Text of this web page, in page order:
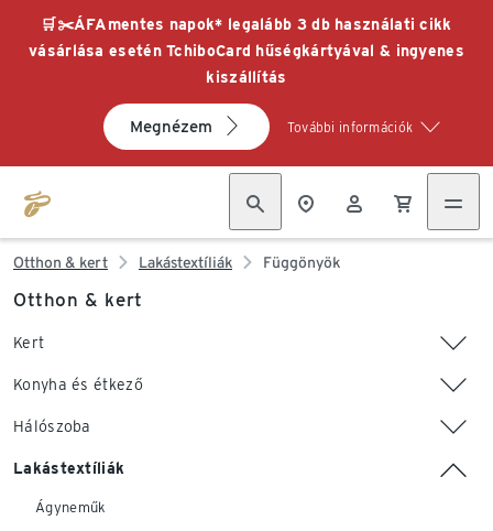
🛒✂️ÁFAmentes napok* legalább 3 db használati cikk
vásárlása esetén TchiboCard hűségkártyával & ingyenes
kiszállítás
Megnézem További információk
Otthon & kert Lakástextíliák Függönyök
Otthon & kert
Kert
Konyha és étkező
Hálószoba
Lakástextíliák
Ágyneműk